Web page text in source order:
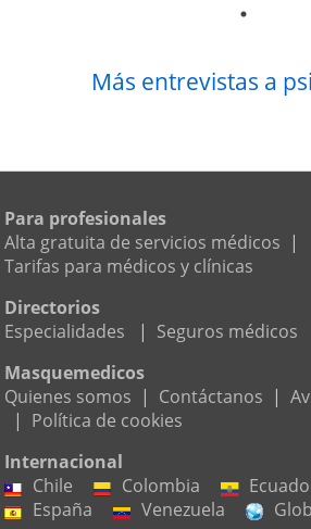
Más entrevistas a
Para profesionales
Alta gratuita de servicios médicos |
Tarifas para médicos y clínicas
Directorios
Especialidades
| Seguros médicos
Masquemedicos
Quienes somos | Contáctanos |
| Política de cookies
Internacional
Chile
Colombia
España
Venezuela